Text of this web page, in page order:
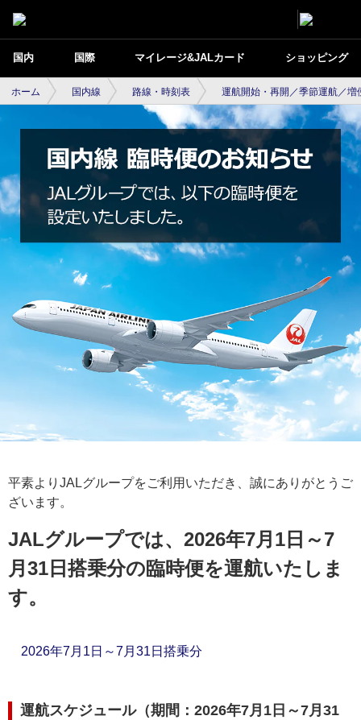
国内 国際 マイレージ&JALカード ショッピング
ホーム 国内線 路線・時刻表 運航開始・再開／季節運航／増
平素よりJALグループをご利用いただき、誠にありがとうご
ざいます。
JALグループでは、2026年7月1日～7
月31日搭乗分の臨時便を運航いたしま
す。
2026年7月1日～7月31日搭乗分
運航スケジュール（期間：2026年7月1日～7月31